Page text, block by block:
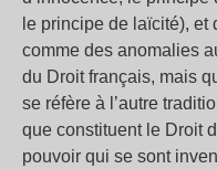
le principe de laïcité),
comme des anomalies
du Droit français, mais
se réfère à l’autre
que constituent le Droit
pouvoir qui se sont